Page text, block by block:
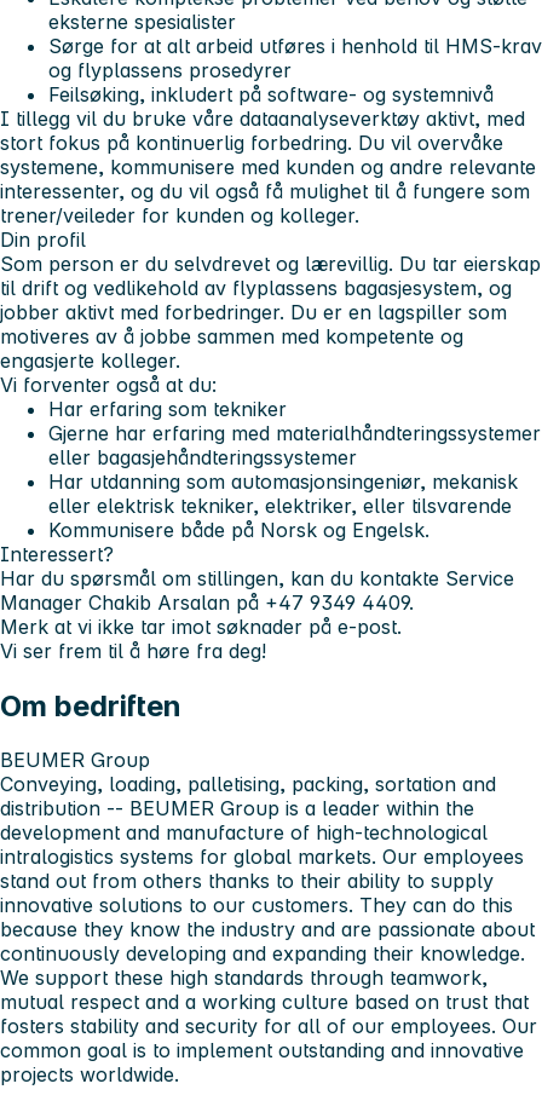
eksterne spesialister
Sørge for at alt arbeid utføres i henhold til HMS-krav
og flyplassens prosedyrer
Feilsøking, inkludert på software- og systemnivå
I tillegg vil du bruke våre dataanalyseverktøy aktivt, med
stort fokus på kontinuerlig forbedring. Du vil overvåke
systemene, kommunisere med kunden og andre relevante
interessenter, og du vil også få mulighet til å fungere som
trener/veileder for kunden og kolleger.
Din profil
Som person er du selvdrevet og lærevillig. Du tar eierskap
til drift og vedlikehold av flyplassens bagasjesystem, og
jobber aktivt med forbedringer. Du er en lagspiller som
motiveres av å jobbe sammen med kompetente og
engasjerte kolleger.
Vi forventer også at du:
Har erfaring som tekniker
Gjerne har erfaring med materialhåndteringssystemer
eller bagasjehåndteringssystemer
Har utdanning som automasjonsingeniør, mekanisk
eller elektrisk tekniker, elektriker, eller tilsvarende
Kommunisere både på Norsk og Engelsk.
Interessert?
Har du spørsmål om stillingen, kan du kontakte Service
Manager Chakib Arsalan på +47 9349 4409.
Merk at vi ikke tar imot søknader på e-post.
Vi ser frem til å høre fra deg!
Om bedriften
BEUMER Group
Conveying, loading, palletising, packing, sortation and
distribution -- BEUMER Group is a leader within the
development and manufacture of high-technological
intralogistics systems for global markets. Our employees
stand out from others thanks to their ability to supply
innovative solutions to our customers. They can do this
because they know the industry and are passionate about
continuously developing and expanding their knowledge.
We support these high standards through teamwork,
mutual respect and a working culture based on trust that
fosters stability and security for all of our employees. Our
common goal is to implement outstanding and innovative
projects worldwide.